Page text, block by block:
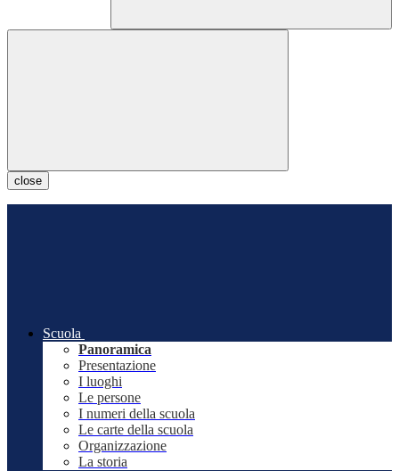
close
Scuola
Panoramica
Presentazione
I luoghi
Le persone
I numeri della scuola
Le carte della scuola
Organizzazione
La storia